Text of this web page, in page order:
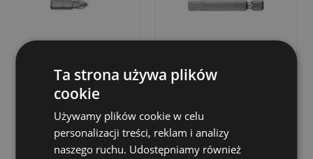
Ta strona używa plików
cookie
Używamy plików cookie w celu
personalizacji treści, reklam i analizy
naszego ruchu. Udostępniamy również